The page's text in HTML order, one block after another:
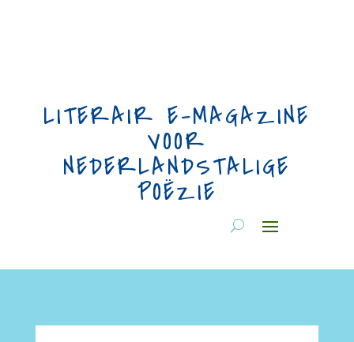
LITERAIR E-MAGAZINE
VOOR
NEDERLANDSTALIGE
POËZIE